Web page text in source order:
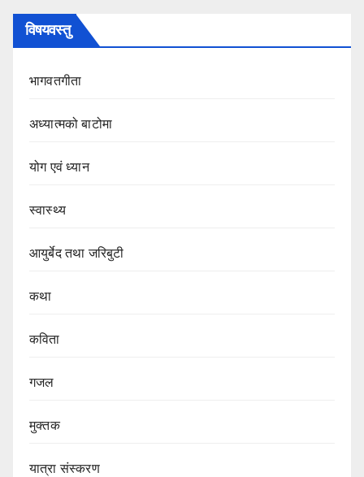
विषयवस्तु
भागवतगीता
अध्यात्मको बाटोमा
योग एवं ध्यान
स्वास्थ्य
आयुर्बेद तथा जरिबुटी
कथा
कविता
गजल
मुक्तक
यात्रा संस्करण